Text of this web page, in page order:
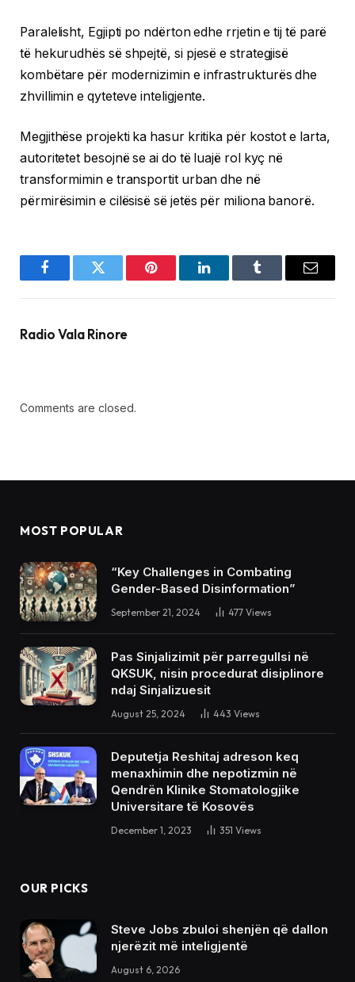
Paralelisht, Egjipti po ndërton edhe rrjetin e tij të parë
të hekurudhës së shpejtë, si pjesë e strategjisë
kombëtare për modernizimin e infrastrukturës dhe
zhvillimin e qyteteve inteligjente.
Megjithëse projekti ka hasur kritika për kostot e larta,
autoritetet besojnë se ai do të luajë rol kyç në
transformimin e transportit urban dhe në
përmirësimin e cilësisë së jetës për miliona banorë.
FacebookTwitter Pinterest LinkedInTumblr Email
Radio Vala Rinore
Comments are closed.
MOST POPULAR
“Key Challenges in Combating
Gender-Based Disinformation”
September 21, 2024 477 Views
Pas Sinjalizimit për parregullsi në
QKSUK, nisin procedurat disiplinore
ndaj Sinjalizuesit
August 25, 2024 443 Views
Deputetja Reshitaj adreson keq
menaxhimin dhe nepotizmin në
Qendrën Klinike Stomatologjike
Universitare të Kosovës
December 1, 2023 351 Views
OUR PICKS
Steve Jobs zbuloi shenjën që dallon
njerëzit më inteligjentë
August 6, 2026